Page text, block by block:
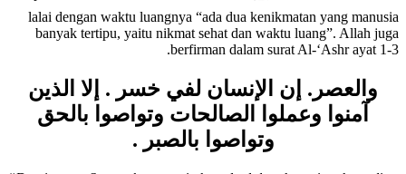
Rasulullaah ﷺ pernah bersabda bahwa manusia akan
lalai dengan waktu luangnya “ada dua kenikmatan yang manusia
banyak tertipu, yaitu nikmat sehat dan waktu luang”. Allah juga
والعصر. إن الإنسان لفي خسر . إلا الذين
آمنوا وعملوا الصالحات وتواصوا بالحق
وتواصوا بالصبر .